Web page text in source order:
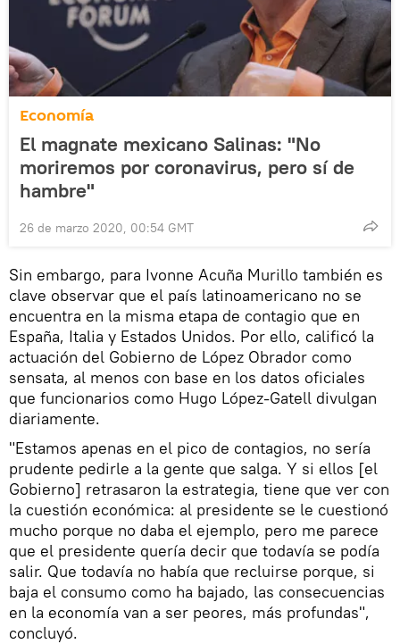
Economía
El magnate mexicano Salinas: "No
moriremos por coronavirus, pero sí de
hambre"
26 de marzo 2020, 00:54 GMT
Sin embargo, para Ivonne Acuña Murillo también es
clave observar que el país latinoamericano no se
encuentra en la misma etapa de contagio que en
España, Italia y Estados Unidos. Por ello, calificó la
actuación del Gobierno de López Obrador como
sensata, al menos con base en los datos oficiales
que funcionarios como Hugo López-Gatell divulgan
diariamente.
"Estamos apenas en el pico de contagios, no sería
prudente pedirle a la gente que salga. Y si ellos [el
Gobierno] retrasaron la estrategia, tiene que ver con
la cuestión económica: al presidente se le cuestionó
mucho porque no daba el ejemplo, pero me parece
que el presidente quería decir que todavía se podía
salir. Que todavía no había que recluirse porque, si
baja el consumo como ha bajado, las consecuencias
en la economía van a ser peores, más profundas",
concluyó.